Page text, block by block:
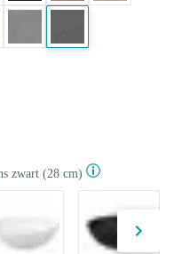
zwart (28 cm)